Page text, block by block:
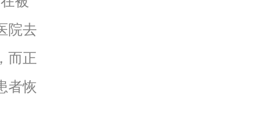
院去
而正
者恢